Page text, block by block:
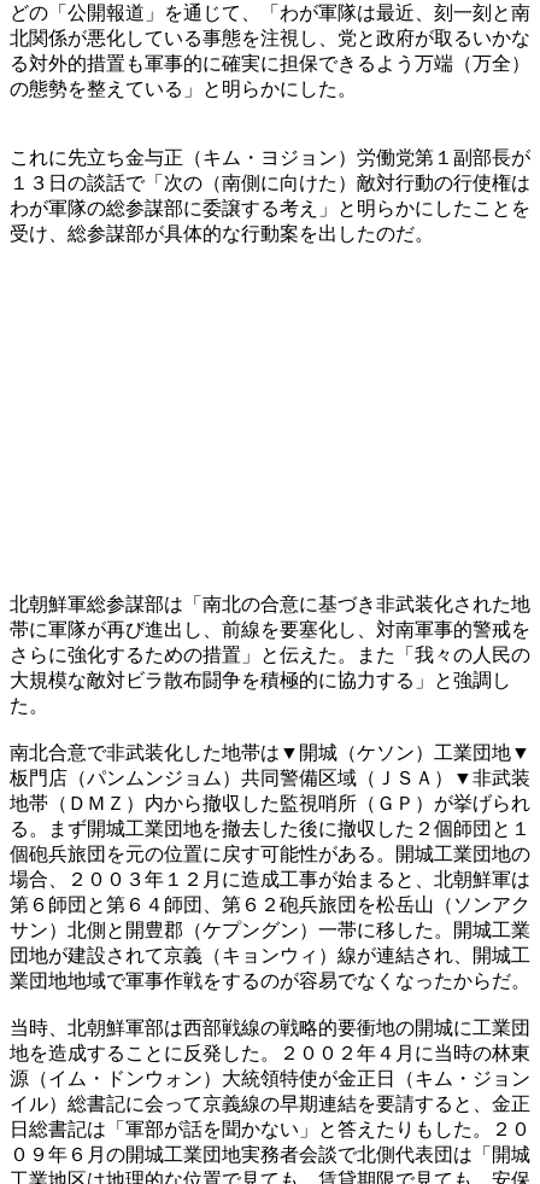
どの「公開報道」を通じて、「わが軍隊は最近、刻一刻と南
北関係が悪化している事態を注視し、党と政府が取るいかな
る対外的措置も軍事的に確実に担保できるよう万端（万全）
の態勢を整えている」と明らかにした。
これに先立ち金与正（キム・ヨジョン）労働党第１副部長が
１３日の談話で「次の（南側に向けた）敵対行動の行使権は
わが軍隊の総参謀部に委譲する考え」と明らかにしたことを
受け、総参謀部が具体的な行動案を出したのだ。
北朝鮮軍総参謀部は「南北の合意に基づき非武装化された地
帯に軍隊が再び進出し、前線を要塞化し、対南軍事的警戒を
さらに強化するための措置」と伝えた。また「我々の人民の
大規模な敵対ビラ散布闘争を積極的に協力する」と強調し
た。
南北合意で非武装化した地帯は▼開城（ケソン）工業団地▼
板門店（パンムンジョム）共同警備区域（ＪＳＡ）▼非武装
地帯（ＤＭＺ）内から撤収した監視哨所（ＧＰ）が挙げられ
る。まず開城工業団地を撤去した後に撤収した２個師団と１
個砲兵旅団を元の位置に戻す可能性がある。開城工業団地の
場合、２００３年１２月に造成工事が始まると、北朝鮮軍は
第６師団と第６４師団、第６２砲兵旅団を松岳山（ソンアク
サン）北側と開豊郡（ケプングン）一帯に移した。開城工業
団地が建設されて京義（キョンウィ）線が連結され、開城工
業団地地域で軍事作戦をするのが容易でなくなったからだ。
当時、北朝鮮軍部は西部戦線の戦略的要衝地の開城に工業団
地を造成することに反発した。２００２年４月に当時の林東
源（イム・ドンウォン）大統領特使が金正日（キム・ジョン
イル）総書記に会って京義線の早期連結を要請すると、金正
日総書記は「軍部が話を聞かない」と答えたりもした。２０
０９年６月の開城工業団地実務者会談で北側代表団は「開城
工業地区は地理的な位置で見ても、賃貸期限で見ても、安保